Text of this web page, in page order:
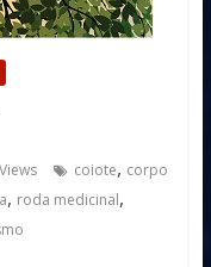
coiote, corpo
, roda medicinal,